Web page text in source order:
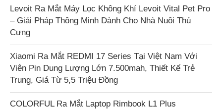
Levoit Ra Mắt Máy Lọc Không Khí Levoit Vital Pet Pro
– Giải Pháp Thông Minh Dành Cho Nhà Nuôi Thú
Cưng
Xiaomi Ra Mắt REDMI 17 Series Tại Việt Nam Với
Viên Pin Dung Lượng Lớn 7.500mah, Thiết Kế Trẻ
Trung, Giá Từ 5,5 Triệu Đồng
COLORFUL Ra Mắt Laptop Rimbook L1 Plus